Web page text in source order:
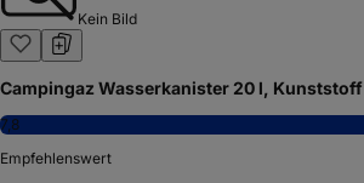
Kein Bild
Campingaz Wasserkanister 20 l, Kunststoff
7,8
Empfehlenswert